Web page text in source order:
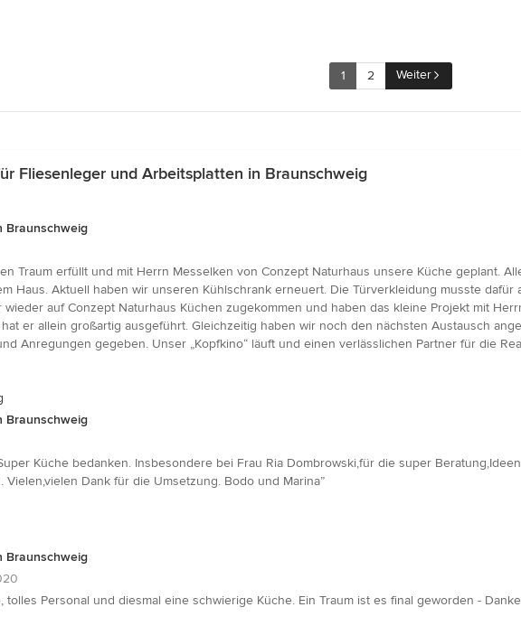
1 2 Weiter
Fliesenleger und Arbeitsplatten in Braunschweig
Braunschweig
Traum erfüllt und mit Herrn Messelken von Conzept Naturhaus unsere Küche geplant.
Haus. Aktuell haben wir unseren Kühlschrank erneuert. Die Türverkleidung musste
auf Conzept Naturhaus Küchen zugekommen und haben das kleine Projekt mit
er allein großartig ausgeführt. Gleichzeitig haben wir noch den nächsten Austausch
Anregungen gegeben. Unser „Kopfkino“ läuft und einen verlässlichen Partner für die
Braunschweig
Küche bedanken. Insbesondere bei Frau Ria Dombrowski,für die super
Dank für die Umsetzung. Bodo und Marina”
Braunschweig
tolles Personal und diesmal eine schwierige Küche. Ein Traum ist es final geworden -